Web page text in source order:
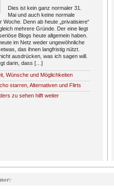
Dies ist kein ganz normaler 31.
Mai und auch keine normale
Woche. Denn ab heute „privatisiere“
mehrere Gründe. Der eine liegt
Blogs heute allgemein haben.
im Netz weder ungewöhnliche
das ihnen langfristig nützt.
ausdrücken, was ich sagen will.
darin, dass […]
Wünsche und Möglichkeiten
starren, Alternativen und Flirts
zu sehen hilft weiter